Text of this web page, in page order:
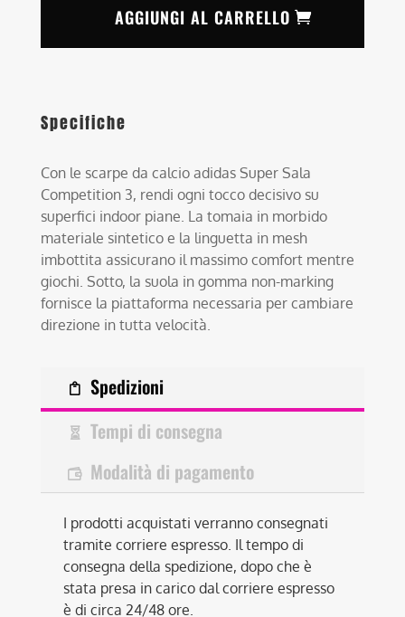
AGGIUNGI AL CARRELLO
Specifiche
Con le scarpe da calcio adidas Super Sala
Competition 3, rendi ogni tocco decisivo su
superfici indoor piane. La tomaia in morbido
materiale sintetico e la linguetta in mesh
imbottita assicurano il massimo comfort mentre
giochi. Sotto, la suola in gomma non-marking
fornisce la piattaforma necessaria per cambiare
direzione in tutta velocità.
Spedizioni
Tempi di consegna
Modalità di pagamento
I prodotti acquistati verranno consegnati
tramite corriere espresso. Il tempo di
consegna della spedizione, dopo che è
stata presa in carico dal corriere espresso
è di circa 24/48 ore.